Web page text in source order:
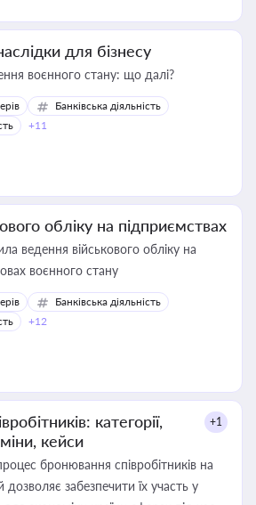
для бізнесу
воєнного стану: що далі?
Банківська діяльність
+11
обліку на підприємствах
ведення військового обліку на
воєнного стану
Банківська діяльність
+12
категорії,
кейси
+1
бронювання співробітників на
дозволяє забезпечити їх участь у